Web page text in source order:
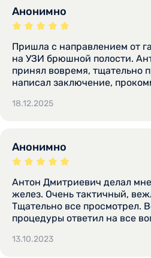
могу смело рекомендовать
Внимательность, готовность
вопросы. Удобное
вежливый персонал на
Анонимно
Пришла с направлением от
на УЗИ брюшной полости.
принял вовремя, тщательно провёл УЗИ,
написал заключение,
было выбрано УЗИ без почек,
18.12.2025
Анонимно
Антон Дмитриевич делал
желез. Очень тактичный,
Тщательно все просмотрел.
процедуры ответил на все
первый раз.
13.10.2023